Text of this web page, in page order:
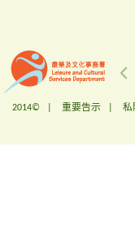
2014© | 重要告示 私